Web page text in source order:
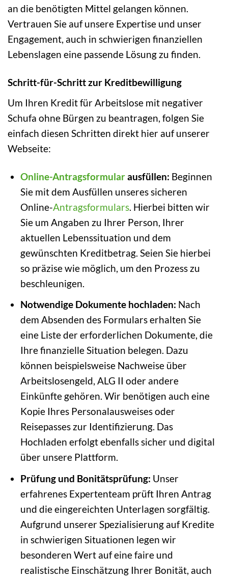
an die benötigten Mittel gelangen können.
Vertrauen Sie auf unsere Expertise und unser
Engagement, auch in schwierigen finanziellen
Lebenslagen eine passende Lösung zu finden.
Schritt-für-Schritt zur Kreditbewilligung
Um Ihren Kredit für Arbeitslose mit negativer
Schufa ohne Bürgen zu beantragen, folgen Sie
einfach diesen Schritten direkt hier auf unserer
Webseite:
Online-Antragsformularausfüllen: Beginnen
Sie mit dem Ausfüllen unseres sicheren
Online-Antragsformulars. Hierbei bitten wir
Sie um Angaben zu Ihrer Person, Ihrer
aktuellen Lebenssituation und dem
gewünschten Kreditbetrag. Seien Sie hierbei
so präzise wie möglich, um den Prozess zu
beschleunigen.
Notwendige Dokumente hochladen: Nach
dem Absenden des Formulars erhalten Sie
eine Liste der erforderlichen Dokumente, die
Ihre finanzielle Situation belegen. Dazu
können beispielsweise Nachweise über
Arbeitslosengeld, ALG II oder andere
Einkünfte gehören. Wir benötigen auch eine
Kopie Ihres Personalausweises oder
Reisepasses zur Identifizierung. Das
Hochladen erfolgt ebenfalls sicher und digital
über unsere Plattform.
Prüfung und Bonitätsprüfung: Unser
erfahrenes Expertenteam prüft Ihren Antrag
und die eingereichten Unterlagen sorgfältig.
Aufgrund unserer Spezialisierung auf Kredite
in schwierigen Situationen legen wir
besonderen Wert auf eine faire und
realistische Einschätzung Ihrer Bonität, auch